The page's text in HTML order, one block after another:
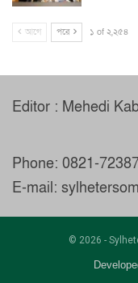
আগে পরে ১ of ২,২৫৪
Editor : Mehedi
Phone: 0821-
E-mail:
© 2026 -